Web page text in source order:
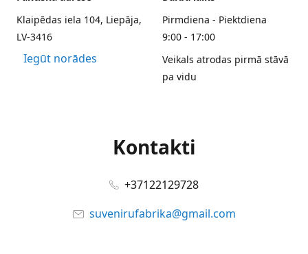
Klaipēdas iela 104, Liepāja,
LV-3416
Iegūt norādes
Pirmdiena - Piektdiena
9:00 - 17:00
Veikals atrodas pirmā stāvā
pa vidu
Kontakti
+37122129728
suvenirufabrika@gmail.com